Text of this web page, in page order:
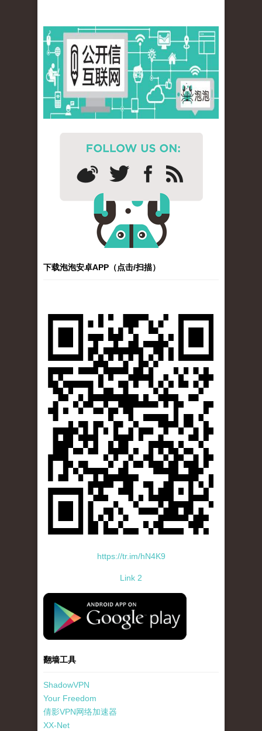
下载泡泡安卓APP（点击/扫描）
https://tr.im/hN4K9
Link 2
standard-icon-googleplay-app-store.png
翻墙工具
ShadowVPN
Your Freedom
倩影VPN网络加速器
XX-Net